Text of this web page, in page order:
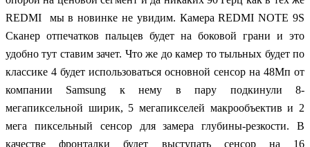
REDMI мы в новинке не увидим. Камера REDMI NOTE 9S
Сканер отпечатков пальцев будет на боковой грани и это
удобно тут ставим зачет. Что же до камер то тыльных будет по
классике 4 будет использоваться основной сенсор на 48Мп от
компании Samsung к нему в пару подкинули 8-
мегапиксельной ширик, 5 мегапикселей макрообъектив и 2
мега пиксельный сенсор для замера глубины-резкости. В
качестве фронталки будет выступать сенсор на 16